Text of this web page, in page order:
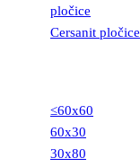
pločice
Cersanit pločice
≤60x60
60x30
30x80